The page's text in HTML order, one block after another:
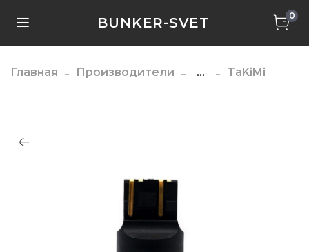
BUNKER-SVET 0
Главная Производители ... TaKiMi